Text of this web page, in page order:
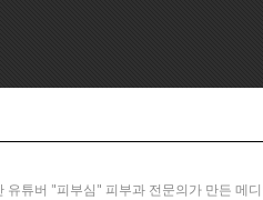
튜버 "피부심" 피부과 전문의가 만든 메